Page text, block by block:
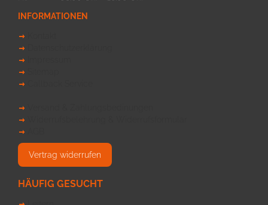
INFORMATIONEN
Vertrag widerrufen
HÄUFIG GESUCHT